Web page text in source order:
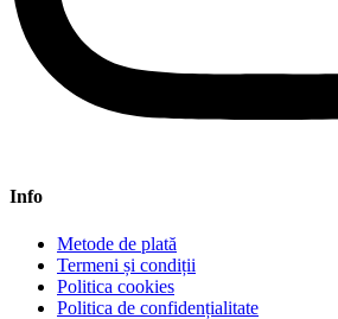
Info
Metode de plată
Termeni și condiții
Politica cookies
Politica de confidențialitate